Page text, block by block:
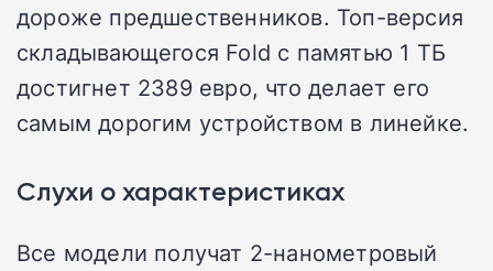
дороже предшественников. Топ-версия
складывающегося Fold с памятью 1 ТБ
достигнет 2389 евро, что делает его
самым дорогим устройством в линейке.
Слухи о характеристиках
Все модели получат 2-нанометровый